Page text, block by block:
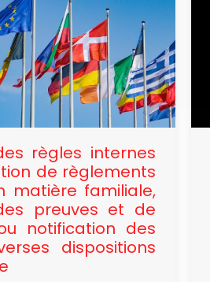
règles internes
de règlements
matière familiale,
preuves et de
notification des
dispositions